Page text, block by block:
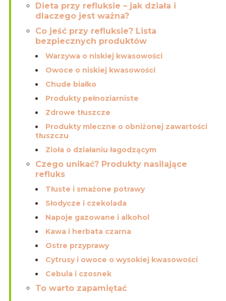
Dieta przy refluksie – jak działa i
dlaczego jest ważna?
Co jeść przy refluksie? Lista
bezpiecznych produktów
Warzywa o niskiej kwasowości
Owoce o niskiej kwasowości
Chude białko
Produkty pełnoziarniste
Zdrowe tłuszcze
Produkty mleczne o obniżonej zawartości
tłuszczu
Zioła o działaniu łagodzącym
Czego unikać? Produkty nasilające
refluks
Tłuste i smażone potrawy
Słodycze i czekolada
Napoje gazowane i alkohol
Kawa i herbata czarna
Ostre przyprawy
Cytrusy i owoce o wysokiej kwasowości
Cebula i czosnek
To warto zapamiętać